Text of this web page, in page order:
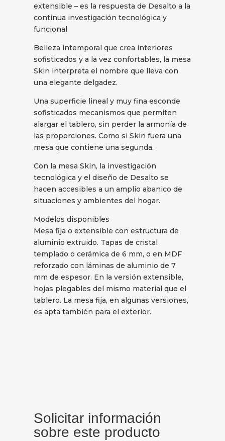
extensible – es la respuesta de Desalto a la
continua investigación tecnológica y
funcional
Belleza intemporal que crea interiores
sofisticados y a la vez confortables, la mesa
Skin interpreta el nombre que lleva con
una elegante delgadez.
Una superficie lineal y muy fina esconde
sofisticados mecanismos que permiten
alargar el tablero, sin perder la armonía de
las proporciones. Como si Skin fuera una
mesa que contiene una segunda.
Con la mesa Skin, la investigación
tecnológica y el diseño de Desalto se
hacen accesibles a un amplio abanico de
situaciones y ambientes del hogar.
Modelos disponibles
Mesa fija o extensible con estructura de
aluminio extruido. Tapas de cristal
templado o cerámica de 6 mm, o en MDF
reforzado con láminas de aluminio de 7
mm de espesor. En la versión extensible,
hojas plegables del mismo material que el
tablero. La mesa fija, en algunas versiones,
es apta también para el exterior.
Solicitar información
sobre este producto